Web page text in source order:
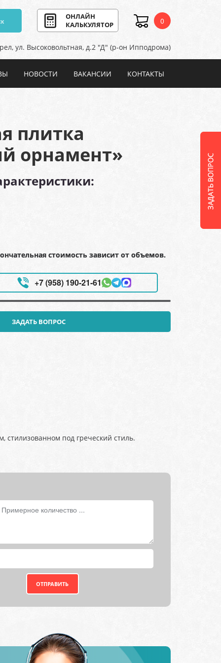
ул. Высоковольтная, д.2 "Д" (р-он Ипподрома)
ОНЛАЙН
КАЛЬКУЛЯТОР
0
НОВОСТИ ВАКАНСИИ КОНТАКТЫ
плитка
орнамент»
стоимость зависит от объемов.
+7 (958) 190-21-61
ЗАДАТЬ ВОПРОС
под греческий стиль.
ОТПРАВИТЬ